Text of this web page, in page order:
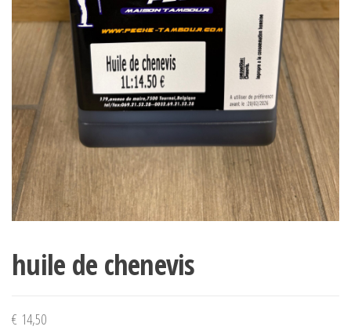
huile de chenevis
€ 14,50